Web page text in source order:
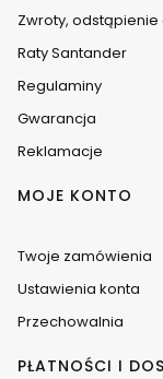
Zwroty,
Raty Santander
Regulaminy
Gwarancja
Reklamacje
MOJE KONTO
Twoje zamówienia
Ustawienia konta
Przechowalnia
PŁATNOŚCI I